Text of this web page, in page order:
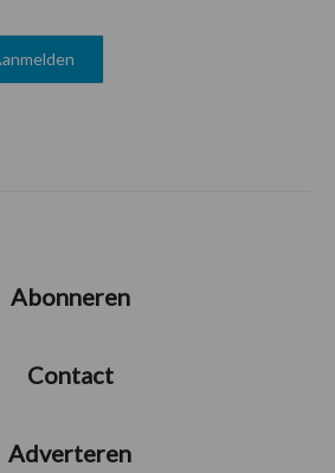
Abonneren
Contact
Adverteren